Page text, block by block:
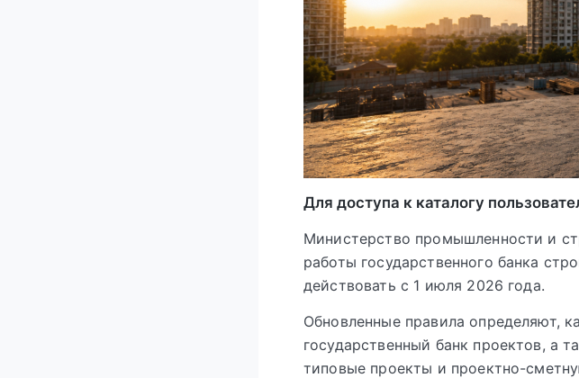
Для доступа к каталогу
Министерство промышленности и
работы государственного банка
действовать с 1 июля 2026 года.
Обновленные правила определяют,
государственный банк проектов, а
типовые проекты и проектно-